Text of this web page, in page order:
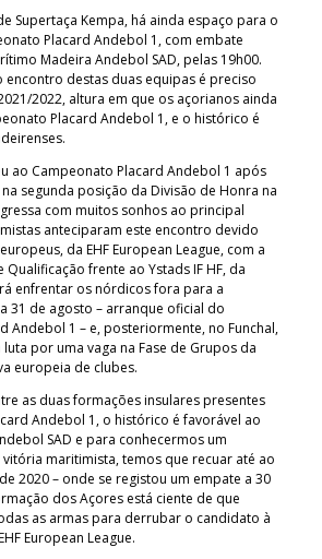
Supertaça Kempa, há ainda espaço para o
Placard Andebol 1, com embate
Madeira Andebol SAD, pelas 19h00.
destas duas equipas é preciso
2022, altura em que os açorianos ainda
Placard Andebol 1, e o histórico é
ao Campeonato Placard Andebol 1 após
segunda posição da Divisão de Honra na
com muitos sonhos ao principal
anteciparam este encontro devido
da EHF European League, com a
frente ao Ystads IF HF, da
enfrentar os nórdicos fora para a
31 de agosto – arranque oficial do
Andebol 1 – e, posteriormente, no Funchal,
por uma vaga na Fase de Grupos da
europeia de clubes.
as duas formações insulares presentes
Andebol 1, o histórico é favorável ao
SAD e para conhecermos um
maritimista, temos que recuar até ao
2020 – onde se registou um empate a 30
dos Açores está ciente de que
as armas para derrubar o candidato à
European League.